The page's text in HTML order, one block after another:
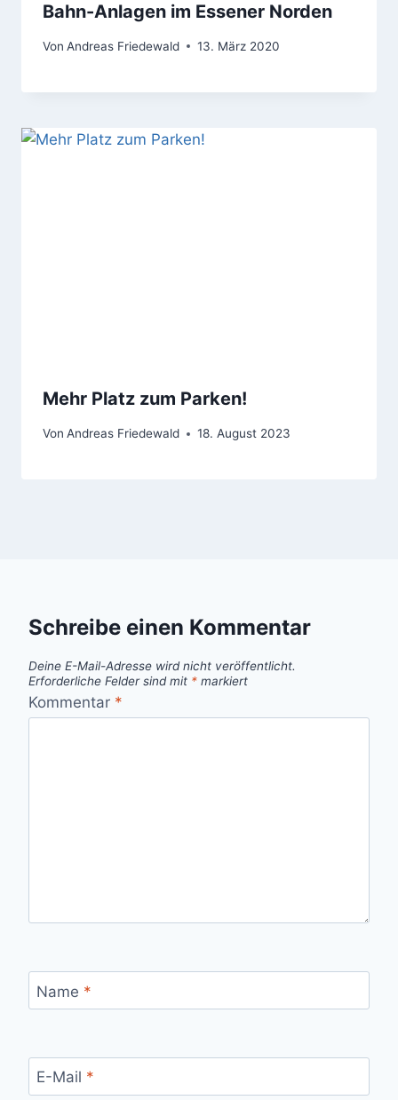
Bahn-Anlagen im Essener Norden
Von Andreas Friedewald 13. März 2020
Mehr Platz zum Parken!
Von Andreas Friedewald 18. August 2023
Schreibe einen Kommentar
Deine E-Mail-Adresse wird nicht veröffentlicht.
Erforderliche Felder sind mit * markiert
Kommentar *
Name *
E-Mail *